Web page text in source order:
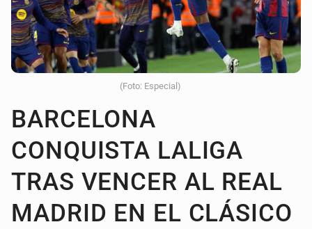
(Foto: Especial)
BARCELONA
CONQUISTA LALIGA
TRAS VENCER AL REAL
MADRID EN EL CLÁSICO